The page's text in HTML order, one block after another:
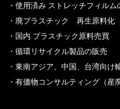
・使用済み ストレッチフィル
・廃プラスチック 再生原料化
・国内 プラスチック原料売買
・循環リサイクル製品の販売
・東南アジア、中国、台湾向け
・有価物コンサルティング（産